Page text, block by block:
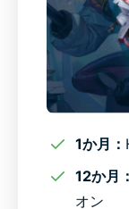
ExpressVPN
高評価ユーザ
1か月：
12か月：
オン